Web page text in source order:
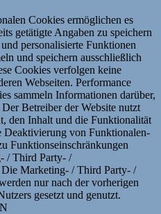
Cookies ermöglichen es
getätigte Angaben zu speichern
personalisierte Funktionen
und speichern ausschließlich
Cookies verfolgen keine
Webseiten. Performance
sammeln Informationen darüber,
Betreiber der Website nutzt
den Inhalt und die Funktionalität
Deaktivierung von Funktionalen-
Funktionseinschränkungen
/ Third Party- /
Marketing- / Third Party- /
nur nach der vorherigen
gesetzt und genutzt.